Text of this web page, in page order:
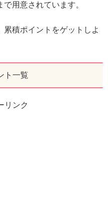
用意されています。
積ポイントをゲットしよ
ト一覧
リンク